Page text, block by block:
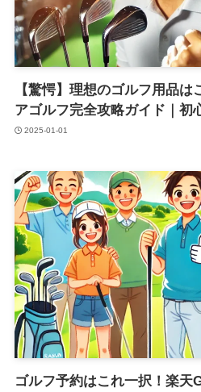
【驚愕】理想のゴルフ用品
アゴルフ完全攻略ガイド｜初
2025-01-01
ゴルフ予約はこれ一択！楽天